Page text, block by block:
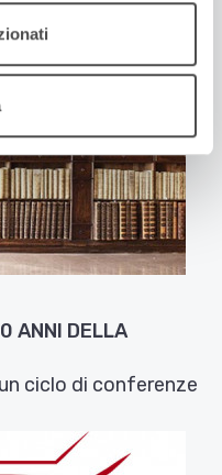
ANNI DELLA
ciclo di conferenze